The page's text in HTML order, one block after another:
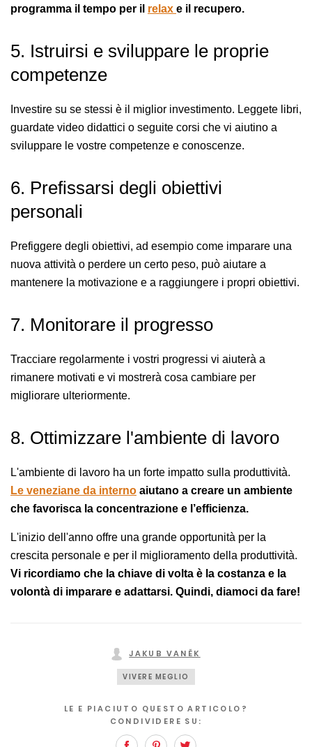
programma il tempo per il relax e il recupero.
5. Istruirsi e sviluppare le proprie
competenze
Investire su se stessi è il miglior investimento. Leggete libri,
guardate video didattici o seguite corsi che vi aiutino a
sviluppare le vostre competenze e conoscenze.
6. Prefissarsi degli obiettivi
personali
Prefiggere degli obiettivi, ad esempio come imparare una
nuova attività o perdere un certo peso, può aiutare a
mantenere la motivazione e a raggiungere i propri obiettivi.
7. Monitorare il progresso
Tracciare regolarmente i vostri progressi vi aiuterà a
rimanere motivati e vi mostrerà cosa cambiare per
migliorare ulteriormente.
8. Ottimizzare l'ambiente di lavoro
L'ambiente di lavoro ha un forte impatto sulla produttività.
Le veneziane da interno aiutano a creare un ambiente
che favorisca la concentrazione e l’efficienza.
L'inizio dell'anno offre una grande opportunità per la
crescita personale e per il miglioramento della produttività.
Vi ricordiamo che la chiave di volta è la costanza e la
volontà di imparare e adattarsi. Quindi, diamoci da fare!
JAKUB VANĚK
VIVERE MEGLIO
LE E PIACIUTO QUESTO ARTICOLO?
CONDIVIDERE SU:
FacebookPinterest